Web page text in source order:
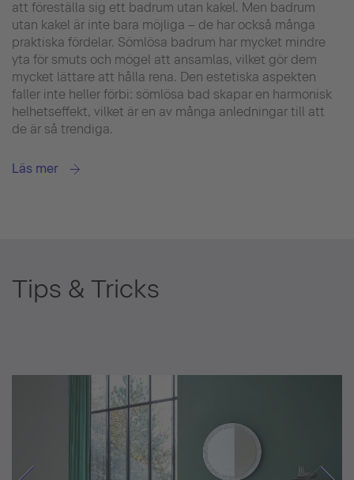
att föreställa sig ett badrum utan kakel. Men badrum
utan kakel är inte bara möjliga – de har också många
praktiska fördelar. Sömlösa badrum har mycket mindre
yta för smuts och mögel att ansamlas, vilket gör dem
mycket lättare att hålla rena. Den estetiska aspekten
faller inte heller förbi: sömlösa bad skapar en harmonisk
helhetseffekt, vilket är en av många anledningar till att
de är så trendiga.
Läs mer
Tips & Tricks